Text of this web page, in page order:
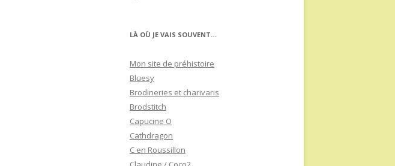
LÀ OÙ JE VAIS SOUVENT…
Mon site de préhistoire
Bluesy
Brodineries et charivaris
Brodstitch
Capucine O
Cathdragon
C en Roussillon